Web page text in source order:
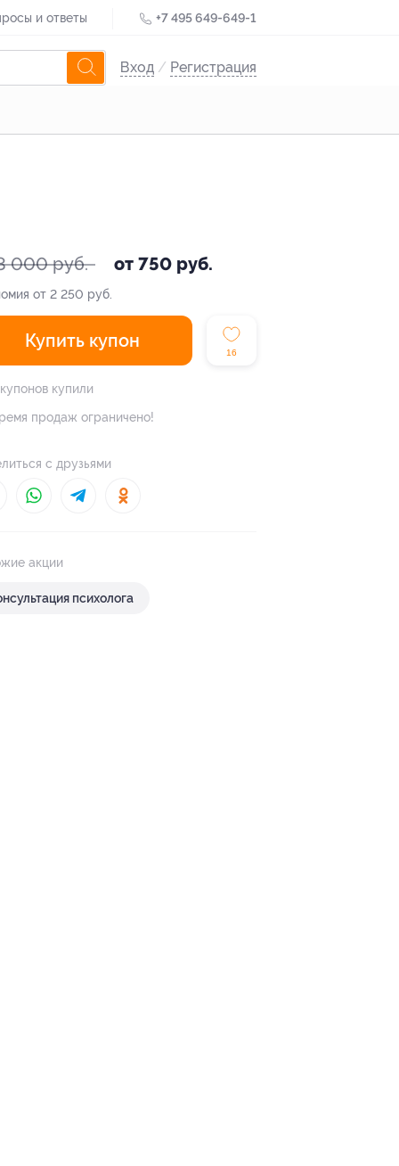
и ответы +7 495 649-649-1
Вход / Регистрация
000 руб. от 750 руб.
от 2 250 руб.
Купить купон
16
купили
продаж ограничено!
с друзьями
акции
психолога